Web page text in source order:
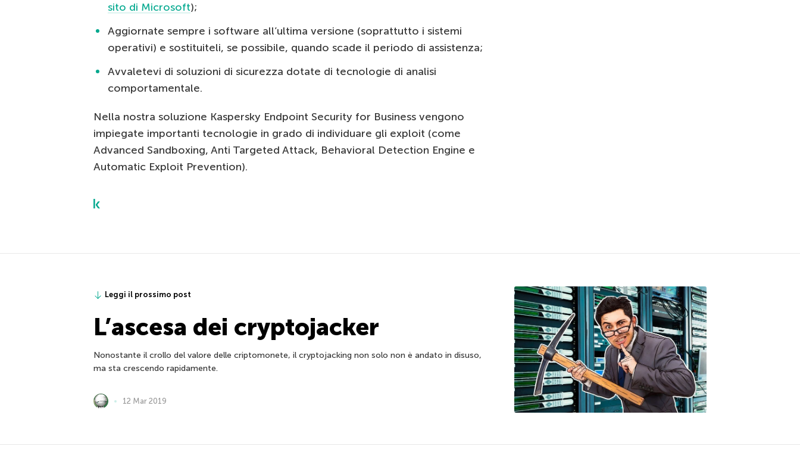
sito di Microsoft);
Aggiornate sempre i software all’ultima versione (soprattutto i sistemi
operativi) e sostituiteli, se possibile, quando scade il periodo di assistenza;
Avvaletevi di soluzioni di sicurezza dotate di tecnologie di analisi
comportamentale.
Nella nostra soluzione Kaspersky Endpoint Security for Business vengono
impiegate importanti tecnologie in grado di individuare gli exploit (come
Advanced Sandboxing, Anti Targeted Attack, Behavioral Detection Engine e
Automatic Exploit Prevention).
Leggi il prossimo post
L’ascesa dei cryptojacker
Nonostante il crollo del valore delle criptomonete, il cryptojacking non solo non è andato in disuso,
ma sta crescendo rapidamente.
12 Mar 2019